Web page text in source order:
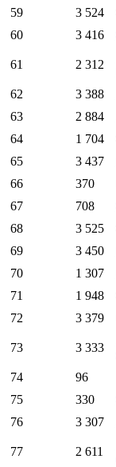
59
3 524
60
3 416
61 2 312
62 3 388
63
2 884
64
1 704
65
3 437
66
370
67
708
68
3 525
69
3 450
70
1 307
71
1 948
72
3 379
73 3 333
74 96
75
330
76
3 307
77 2 611